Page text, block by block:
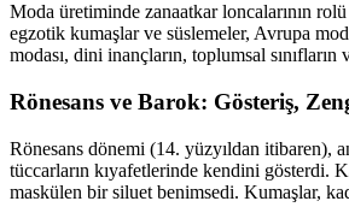
Moda üretiminde zanaatkar loncalarının
egzotik kumaşlar ve süslemeler, Avrupa
modası, dini inançların, toplumsal
Rönesans ve Barok: Gösteriş,
Rönesans dönemi (14. yüzyıldan itibaren),
tüccarların kıyafetlerinde kendini gösterdi.
maskülen bir siluet benimsedi. Kumaşlar,